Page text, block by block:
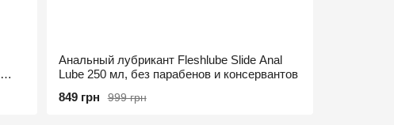
Анальный лубрикант Fleshlube Slide Anal
Lube 250 мл, без парабенов и консервантов
999 грн
849 грн